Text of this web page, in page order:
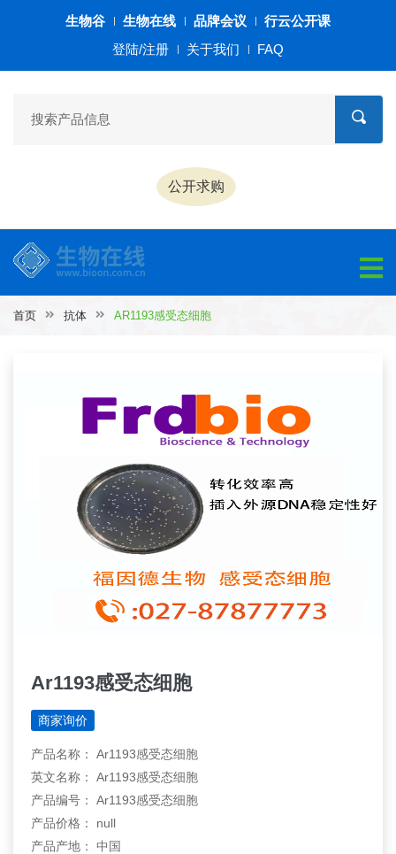
生物谷 生物在线 品牌会议
行云公开课
登陆/注册
关于我们 FAQ
公开求购
首页 抗体 AR1193感受态细胞
Ar1193感受态细胞
商家询价
产品名称： Ar1193感受态细胞
英文名称： Ar1193感受态细胞
产品编号： Ar1193感受态细胞
产品价格： null
产品产地： 中国